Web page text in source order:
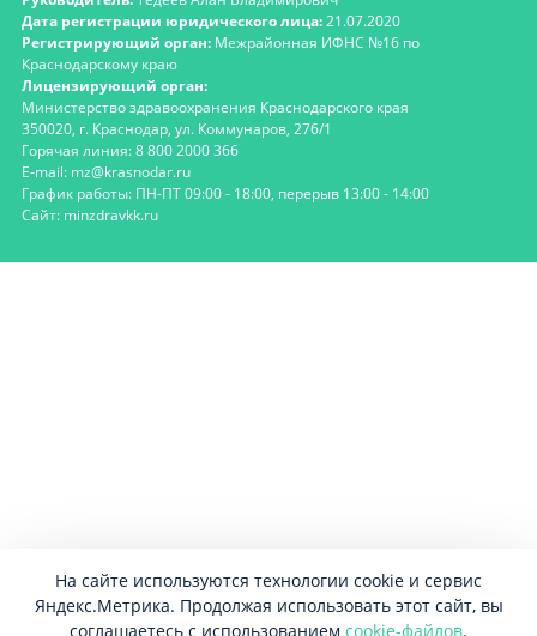
Дата регистрации юридического лица:21.07.2020
Регистрирующий орган: Межрайонная ИФНС №16 по
Краснодарскому краю
Лицензирующий орган:
Министерство здравоохранения Краснодарского края
350020, г. Краснодар, ул. Коммунаров, 276/1
Горячая линия: 8 800 2000 366
E-mail: mz@krasnodar.ru
График работы: ПН-ПТ 09:00 - 18:00, перерыв 13:00 - 14:00
Сайт: minzdravkk.ru
На сайте используются технологии cookie и сервис
Яндекс.Метрика. Продолжая использовать этот сайт, вы
соглашаетесь с использованием cookie-файлов.